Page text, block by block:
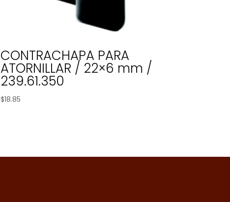
CONTRACHAPA PARA
ATORNILLAR / 22×6 mm /
239.61.350
$18.85